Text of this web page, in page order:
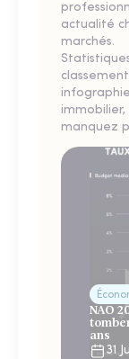
actualité
marchés.
manquez
NAO
ans
31